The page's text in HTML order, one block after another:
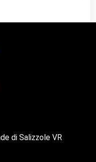
di Salizzole VR